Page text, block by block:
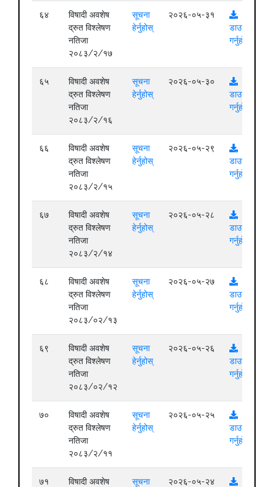
६४
विषादी अवशेष
द्रुत विश्लेषण
नतिजा
२०८३/२/१७
सूचना
हेर्नुहोस्
२०२६-०५-३१
डाउनलोड
गर्नुहोस्
६५
विषादी अवशेष
द्रुत विश्लेषण
नतिजा
२०८३/२/१६
सूचना
हेर्नुहोस्
२०२६-०५-३०
डाउनलोड
गर्नुहोस्
६६
विषादी अवशेष
द्रुत विश्लेषण
नतिजा
२०८३/२/१५
सूचना
हेर्नुहोस्
२०२६-०५-२९
डाउनलोड
गर्नुहोस्
६७
विषादी अवशेष
द्रुत विश्लेषण
नतिजा
२०८३/२/१४
सूचना
हेर्नुहोस्
२०२६-०५-२८
डाउनलोड
गर्नुहोस्
६८
विषादी अवशेष
द्रुत विश्लेषण
नतिजा
२०८३/०२/१३
सूचना
हेर्नुहोस्
२०२६-०५-२७
डाउनलोड
गर्नुहोस्
६९
विषादी अवशेष
द्रुत विश्लेषण
नतिजा
२०८३/०२/१२
सूचना
हेर्नुहोस्
२०२६-०५-२६
डाउनलोड
गर्नुहोस्
७०
विषादी अवशेष
द्रुत विश्लेषण
नतिजा
२०८३/२/११
सूचना
हेर्नुहोस्
२०२६-०५-२५
डाउनलोड
गर्नुहोस्
७१
विषादी अवशेष
सूचना
२०२६-०५-२४